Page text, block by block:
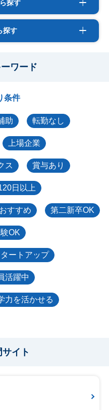
探す
探す
ワード
条件
助 転勤なし
上場企業
ス 賞与あり
日以上
すすめ 第二新卒OK
OK
ートアップ
活躍中
力を活かせる
イト